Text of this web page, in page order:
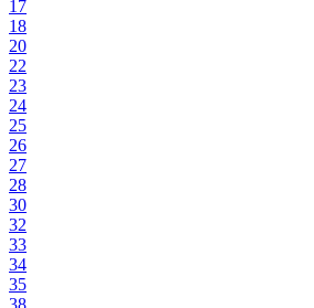
17
18
20
22
23
24
25
26
27
28
30
32
33
34
35
38